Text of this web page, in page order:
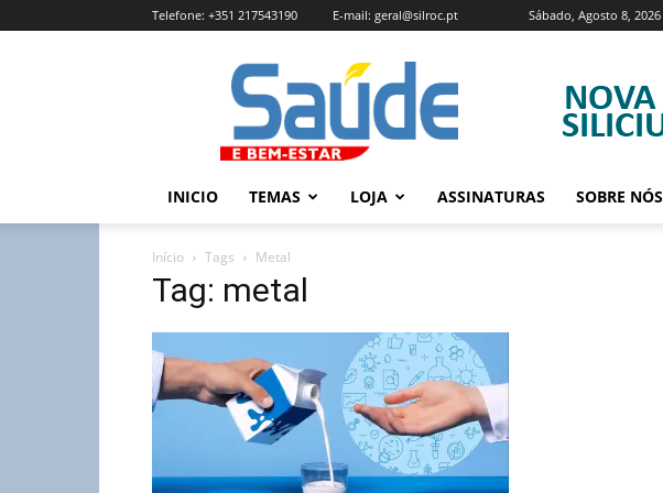
Sábado, Agosto 8, 2026
Telefone: +351 217543190 E-mail: geral@silroc.pt
Revista
Saúde
e
Bem
Estar
Edição
INICIO TEMAS LOJA ASSINATURAS SOBRE NÓS
Início Tags Metal
Tag: metal